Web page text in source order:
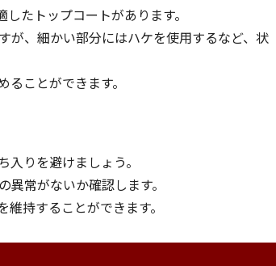
たトップコートがあります。
が、細かい部分にはハケを使用するなど、状
ことができます。
りを避けましょう。
常がないか確認します。
持することができます。